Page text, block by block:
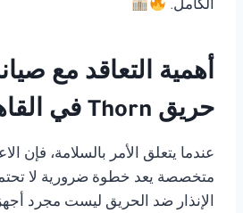
الكامل.
أهمية التعاقد مع
حريق Thorn في القاهرة
عندما يتعلق الأمر بالسلامة، فإن
متخصصة يعد خطوة ضرورية لا
الإنذار ضد الحريق ليست مجرد